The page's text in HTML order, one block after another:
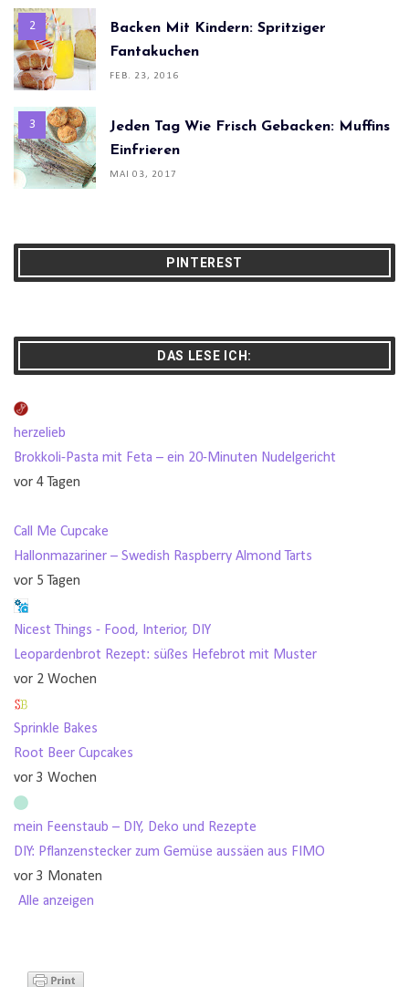
Backen Mit Kindern: Spritziger
Fantakuchen
FEB. 23, 2016
Jeden Tag Wie Frisch Gebacken: Muffins
Einfrieren
MAI 03, 2017
PINTEREST
DAS LESE ICH:
herzelieb
Brokkoli-Pasta mit Feta – ein 20-Minuten Nudelgericht
vor 4 Tagen
Call Me Cupcake
Hallonmazariner – Swedish Raspberry Almond Tarts
vor 5 Tagen
Nicest Things - Food, Interior, DIY
Leopardenbrot Rezept: süßes Hefebrot mit Muster
vor 2 Wochen
Sprinkle Bakes
Root Beer Cupcakes
vor 3 Wochen
mein Feenstaub – DIY, Deko und Rezepte
DIY: Pflanzenstecker zum Gemüse aussäen aus FIMO
vor 3 Monaten
Alle anzeigen